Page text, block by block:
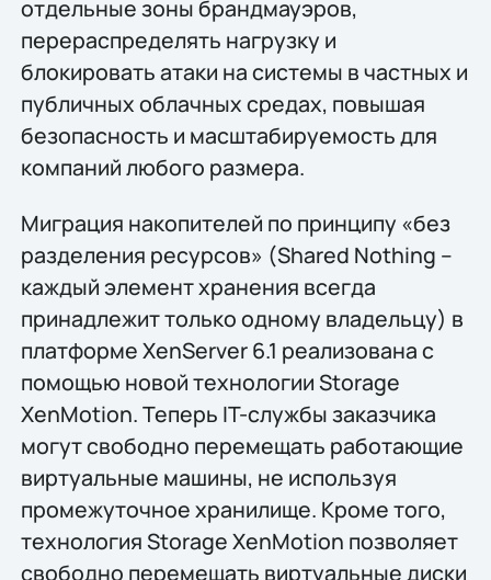
отдельные зоны брандмауэров,
перераспределять нагрузку и
блокировать атаки на системы в частных и
публичных облачных средах, повышая
безопасность и масштабируемость для
компаний любого размера.
Миграция накопителей по принципу «без
разделения ресурсов» (Shared Nothing –
каждый элемент хранения всегда
принадлежит только одному владельцу) в
платформе XenServer 6.1 реализована с
помощью новой технологии Storage
XenMotion. Теперь IT-службы заказчика
могут свободно перемещать работающие
виртуальные машины, не используя
промежуточное хранилище. Кроме того,
технология Storage XenMotion позволяет
свободно перемещать виртуальные диски